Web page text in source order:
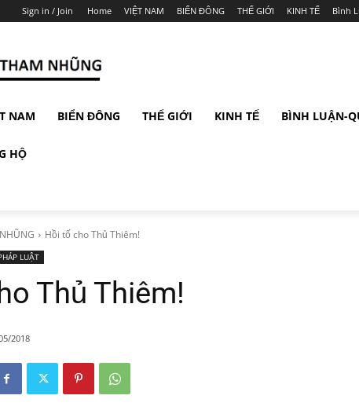
Sign in / Join Home VIỆT NAM BIỂN ĐÔNG THẾ GIỚI KINH TẾ Bình
NAM BIỂN ĐÔNG THẾ GIỚI KINH TẾ BÌNH LUẬN-
HỘ
Hồi tố cho Thủ Thiêm!
LUẬT
Thủ Thiêm!
2018